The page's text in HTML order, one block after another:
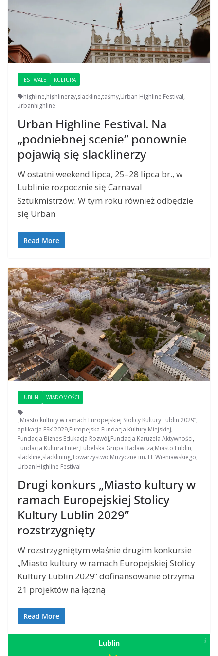
FESTIWALE KULTURA
highline,highlinerzy,slackline,taśmy,Urban Highline Festival,
urbanhighline
Urban Highline Festival. Na
„podniebnej scenie” ponownie
pojawią się slacklinerzy
W ostatni weekend lipca, 25–28 lipca br., w
Lublinie rozpocznie się Carnaval
Sztukmistrzów. W tym roku również odbędzie
się Urban
Read More
LUBLIN WIADOMOŚCI
„Miasto kultury w ramach Europejskiej Stolicy Kultury Lublin 2029”,
aplikacja ESK 2029,Europejska Fundacja Kultury Miejskiej,
Fundacja Biznes Edukacja Rozwój,Fundacja Karuzela Aktywności,
Fundacja Kultura Enter,Lubelska Grupa Badawcza,Miasto Lublin,
slackline,slacklining,Towarzystwo Muzyczne im. H. Wieniawskiego,
Urban Highline Festival
Drugi konkurs „Miasto kultury w
ramach Europejskiej Stolicy
Kultury Lublin 2029”
rozstrzygnięty
W rozstrzygniętym właśnie drugim konkursie
„Miasto kultury w ramach Europejskiej Stolicy
Kultury Lublin 2029” dofinansowanie otrzyma
21 projektów na łączną
Read More
Lublin